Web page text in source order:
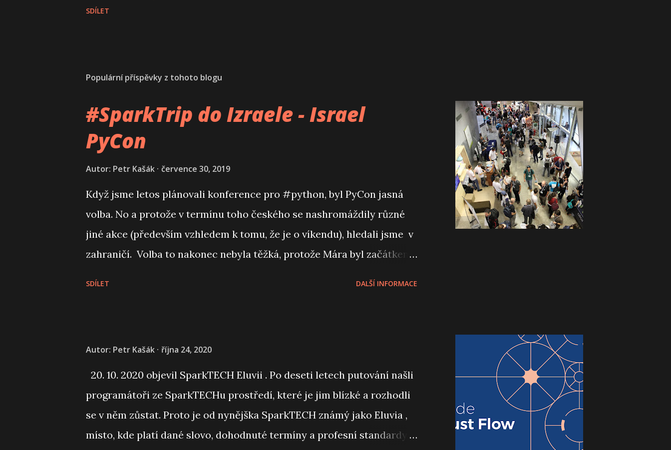
SDÍLET
Populární příspěvky z tohoto blogu
#SparkTrip do Izraele - Israel
PyCon
Autor: Petr Kašák července 30, 2019
Když jsme letos plánovali konference pro #python, byl PyCon jasná
volba. No a protože v termínu toho českého se nashromáždily různé
jiné akce (především vzhledem k tomu, že je o víkendu), hledali jsme v
zahraničí. Volba to nakonec nebyla těžká, protože Mára byl začátkem
SDÍLET DALŠÍ INFORMACE
Autor: Petr Kašák října 24, 2020
20. 10. 2020 objevil SparkTECH Eluvii . Po deseti letech putování našli
programátoři ze SparkTECHu prostředí, které je jim blízké a rozhodli
se v něm zůstat. Proto je od nynějška SparkTECH známý jako Eluvia ,
místo, kde platí dané slovo, dohodnuté termíny a profesní standardy,